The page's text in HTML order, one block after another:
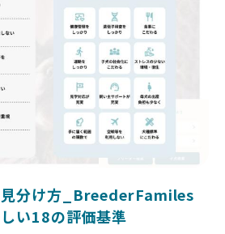
しい情報と安心して選べる場所を提
す。BreederFamiliesでは、ワンち
る「優良ブリーダー」のみを独自の
の評価基準や評価結果をオープンに
、消費者の皆様が安心して子犬やブ
整えています。
正しい情報をもとに優良ブリーダー
ゃんを家族のように愛する優良ブリ
の「悪徳ブリーダー」が自然と淘汰
ます。目の前の子犬だけでなく、親
ていきたいと考えています。
見分け方_BreederFamiles
い18の評価基準